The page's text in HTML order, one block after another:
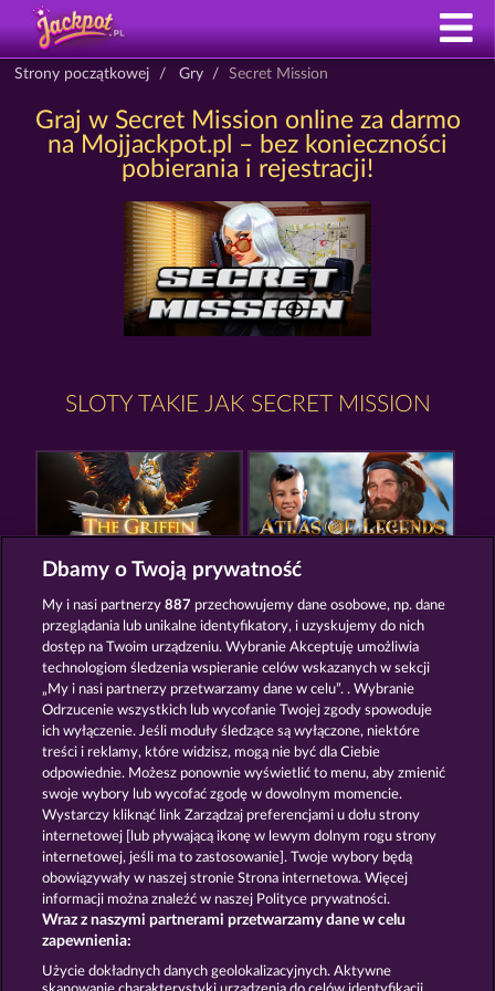
Strony początkowej Gry Secret Mission
Graj w Secret Mission online za darmo
na Mojjackpot.pl – bez konieczności
pobierania i rejestracji!
SLOTY TAKIE JAK SECRET MISSION
THE GRIFFIN
MALLORCA WILDS BLITZ COINS
Zasady i warunki Polityka prywatności
Nota prawna Firma FAQ
Program partnerski Facebook
Prześlij wniosek o wypłatę
Dbamy o Twoją prywatność
My i nasi partnerzy887 przechowujemy dane osobowe, np. dane
przeglądania lub unikalne identyfikatory, i uzyskujemy do nich
dostęp na Twoim urządzeniu. Wybranie Akceptuję umożliwia
technologiom śledzenia wspieranie celów wskazanych w sekcji
„My i nasi partnerzy przetwarzamy dane w celu”. . Wybranie
Odrzucenie wszystkich lub wycofanie Twojej zgody spowoduje
ich wyłączenie. Jeśli moduły śledzące są wyłączone, niektóre
treści i reklamy, które widzisz, mogą nie być dla Ciebie
odpowiednie. Możesz ponownie wyświetlić to menu, aby zmienić
swoje wybory lub wycofać zgodę w dowolnym momencie.
Wystarczy kliknąć link Zarządzaj preferencjami u dołu strony
internetowej [lub pływającą ikonę w lewym dolnym rogu strony
internetowej, jeśli ma to zastosowanie]. Twoje wybory będą
obowiązywały w naszej stronie Strona internetowa. Więcej
informacji można znaleźć w naszej Polityce prywatności.
Wraz z naszymi partnerami przetwarzamy dane w celu
zapewnienia:
Użycie dokładnych danych geolokalizacyjnych. Aktywne